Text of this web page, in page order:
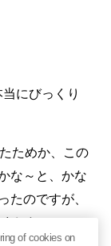
にびっくり
ためか、この
な～と、かな
たのですが、
した。
of cookies on